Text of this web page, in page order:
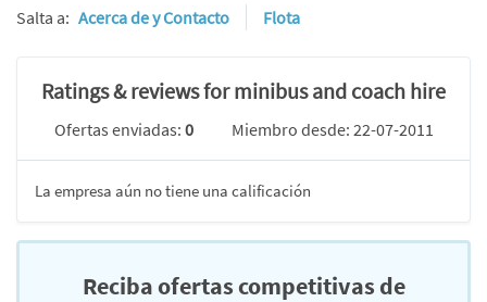
Salta a: Acerca de y Contacto Flota
Ratings & reviews for minibus and coach hire
Ofertas enviadas: 0 Miembro desde: 22-07-2011
La empresa aún no tiene una calificación
Reciba ofertas competitivas de